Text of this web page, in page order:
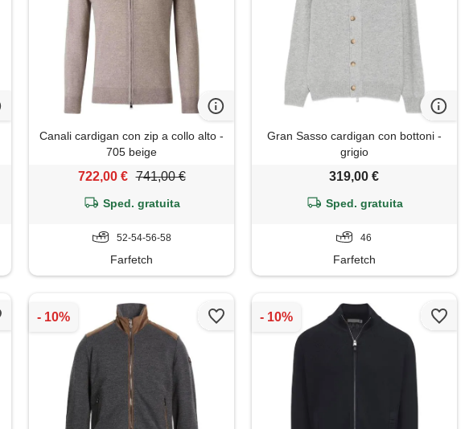
Canali cardigan con zip a collo alto -
705 beige
722,00 € 741,00 €
Sped. gratuita
52-54-56-58
Farfetch
Gran Sasso cardigan con bottoni -
grigio
319,00 €
Sped. gratuita
46
Farfetch